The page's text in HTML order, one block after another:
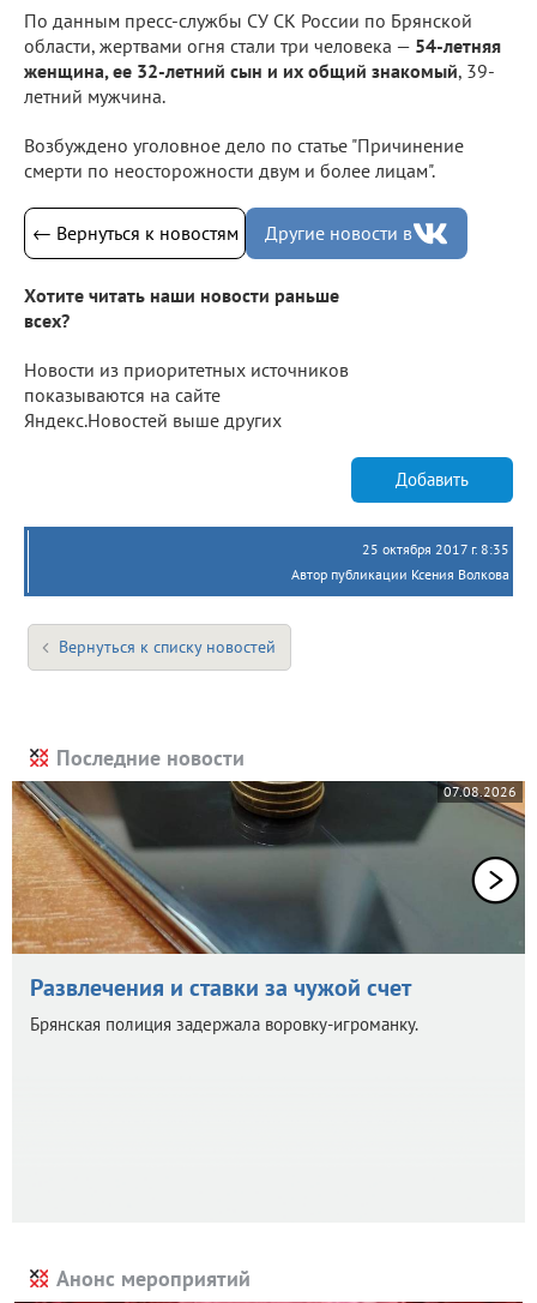
По данным пресс-службы СУ СК России по Брянской
области, жертвами огня стали три человека — 54-летняя
женщина, ее 32-летний сын и их общий знакомый, 39-
летний мужчина.
Возбуждено уголовное дело по статье "Причинение
смерти по неосторожности двум и более лицам".
← Вернуться к новостям Другие новости в
Хотите читать наши новости раньше
всех?
Новости из приоритетных источников
показываются на сайте
Яндекс.Новостей выше других
Добавить
25 октября 2017 г. 8:35
Автор публикации Ксения Волкова
Вернуться к списку новостей
Последние новости
07.08.2026
Развлечения и ставки за чужой счет
Брянская полиция задержала воровку-игроманку.
Анонс мероприятий